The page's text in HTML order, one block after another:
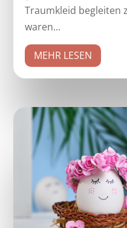
Traumkleid begleiten
waren...
MEHR LESEN